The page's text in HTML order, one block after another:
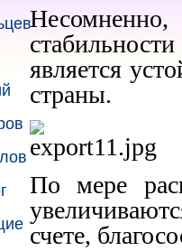
Несомненно,
является
страны.
По мере
счете,